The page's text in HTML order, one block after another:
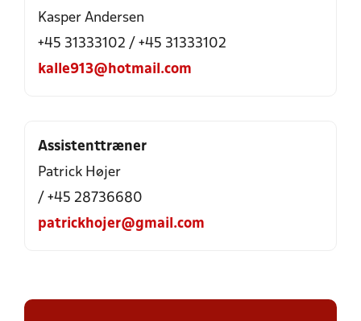
Kasper Andersen
+45 31333102 / +45 31333102
kalle913@hotmail.com
Assistenttræner
Patrick Højer
/ +45 28736680
patrickhojer@gmail.com